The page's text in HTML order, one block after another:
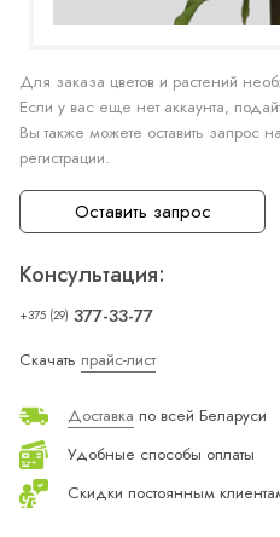
Для заказа цветов и растений
Если у вас еще нет аккаунта,
Вы также можете оставить запрос
регистрации.
Оставить запрос
Консультация:
+375 (29) 377-33-77
Скачать прайс-лист
Доставка по всей Беларуси
Удобные способы оплаты
Скидки постоянным